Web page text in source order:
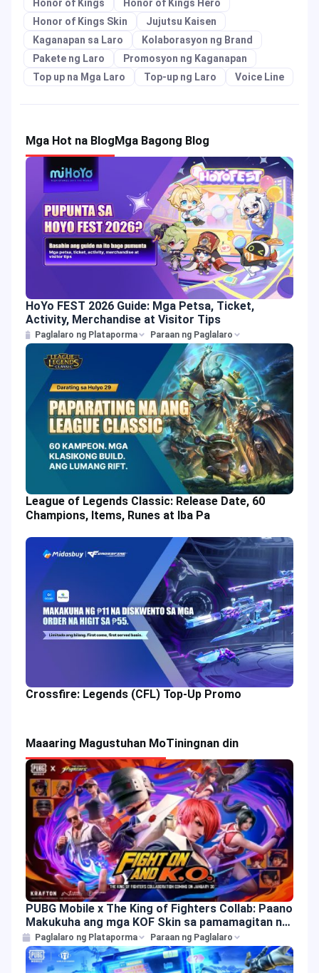
Honor of Kings
Honor of Kings Hero
Honor of Kings Skin
Jujutsu Kaisen
Kaganapan sa Laro
Kolaborasyon ng Brand
Pakete ng Laro
Promosyon ng Kaganapan
Top up na Mga Laro
Top-up ng Laro Voice Line
Mga Hot na BlogMga Bagong Blog
HoYo FEST 2026 Guide: Mga Petsa, Ticket,
Activity, Merchandise at Visitor Tips
Paglalaro ng Plataporma Paraan ng Paglalaro
League of Legends Classic: Release Date, 60
Champions, Items, Runes at Iba Pa
Crossfire: Legends (CFL) Top-Up Promo
Maaaring Magustuhan MoTiningnan din
PUBG Mobile x The King of Fighters Collab: Paano
Makukuha ang mga KOF Skin sa pamamagitan ng
UC Top-up?
Paglalaro ng Plataporma Paraan ng Paglalaro